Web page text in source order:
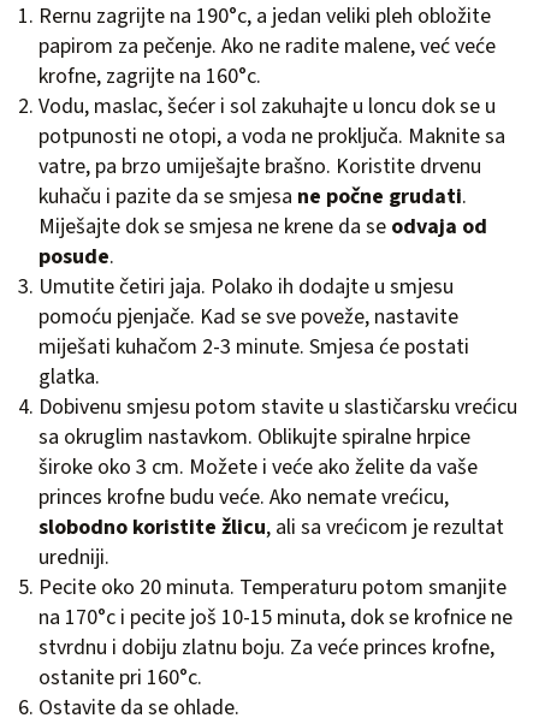
Rernu zagrijte na 190°c, a jedan veliki pleh obložite
papirom za pečenje. Ako ne radite malene, već veće
krofne, zagrijte na 160°c.
Vodu, maslac, šećer i sol zakuhajte u loncu dok se u
potpunosti ne otopi, a voda ne proključa. Maknite sa
vatre, pa brzo umiješajte brašno. Koristite drvenu
kuhaču i pazite da se smjesa ne počne grudati.
Miješajte dok se smjesa ne krene da se odvaja od
posude.
Umutite četiri jaja. Polako ih dodajte u smjesu
pomoću pjenjače. Kad se sve poveže, nastavite
miješati kuhačom 2-3 minute. Smjesa će postati
glatka.
Dobivenu smjesu potom stavite u slastičarsku vrećicu
sa okruglim nastavkom. Oblikujte spiralne hrpice
široke oko 3 cm. Možete i veće ako želite da vaše
princes krofne budu veće. Ako nemate vrećicu,
slobodno koristite žlicu, ali sa vrećicom je rezultat
uredniji.
Pecite oko 20 minuta. Temperaturu potom smanjite
na 170°c i pecite još 10-15 minuta, dok se krofnice ne
stvrdnu i dobiju zlatnu boju. Za veće princes krofne,
ostanite pri 160°c.
Ostavite da se ohlade.